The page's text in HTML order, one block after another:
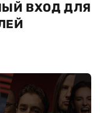
ВХОД ДЛЯ